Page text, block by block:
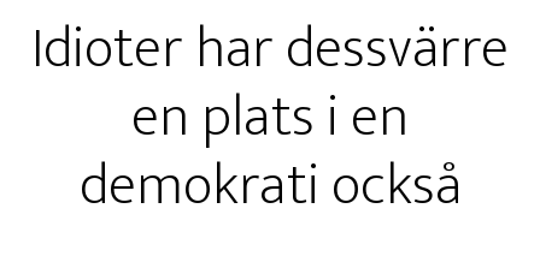
Idioter har dessvärre
en plats i en
demokrati också